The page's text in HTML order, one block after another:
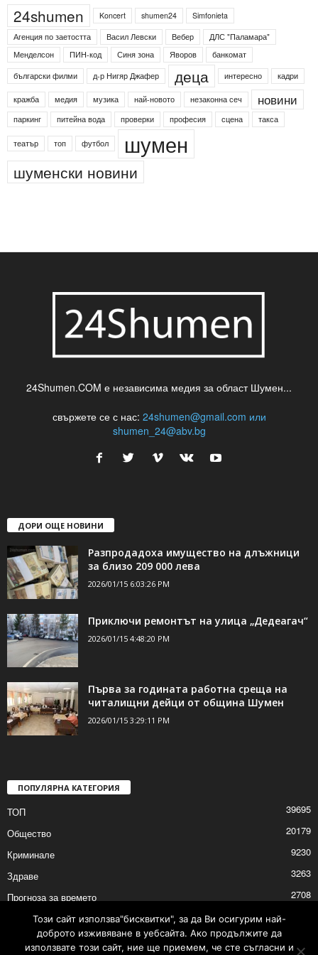
24shumen Koncert shumen24
Simfonieta
Агенция по заетостта
Васил Левски Вебер
ДЛС "Паламара"
Менделсон
ПИН-код Синя зона Яворов
банкомат
български филми
д-р Нигяр Джафер деца интересно кадри
кражба медия музика най-новото незаконна сеч новини
паркинг питейна вода проверки професия сцена такса
театър топ футбол шумен
шуменски новини
24Shumen.COM е независима медия за област Шумен...
свържете се с нас: 24shumen@gmail.com или
shumen_24@abv.bg
ДОРИ ОЩЕ НОВИНИ
Разпродадоха имущество на длъжници
за близо 209 000 лева
2026/01/15 6:03:26 PM
Приключи ремонтът на улица „Дедеагач“
2026/01/15 4:48:20 PM
Първа за годината работна среща на
читалищни дейци от община Шумен
2026/01/15 3:29:11 PM
ПОПУЛЯРНА КАТЕГОРИЯ
ТОП
39695
Общество
20179
Криминале
9230
Здраве
3263
Прогноза за времето
2708
Политика
Култура
Този сайт използва"бисквитки", за да Ви осигурим най-
доброто изживяване в уебсайта. Ако продължите да
използвате този сайт, ние ще приемем, че сте съгласни и